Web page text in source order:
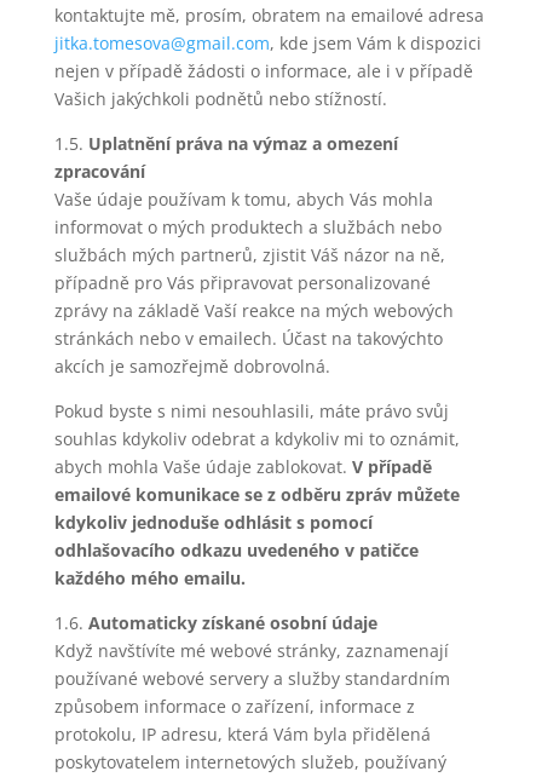
kontaktujte mě, prosím, obratem na emailové adresa
jitka.tomesova@gmail.com, kde jsem Vám k dispozici
nejen v případě žádosti o informace, ale i v případě
Vašich jakýchkoli podnětů nebo stížností.
1.5. Uplatnění práva na výmaz a omezení
zpracování
Vaše údaje používam k tomu, abych Vás mohla
informovat o mých produktech a službách nebo
službách mých partnerů, zjistit Váš názor na ně,
případně pro Vás připravovat personalizované
zprávy na základě Vaší reakce na mých webových
stránkách nebo v emailech. Účast na takovýchto
akcích je samozřejmě dobrovolná.
Pokud byste s nimi nesouhlasili, máte právo svůj
souhlas kdykoliv odebrat a kdykoliv mi to oznámit,
abych mohla Vaše údaje zablokovat. V případě
emailové komunikace se z odběru zpráv můžete
kdykoliv jednoduše odhlásit s pomocí
odhlašovacího odkazu uvedeného v patičce
každého mého emailu.
1.6. Automaticky získané osobní údaje
Když navštívíte mé webové stránky, zaznamenají
používané webové servery a služby standardním
způsobem informace o zařízení, informace z
protokolu, IP adresu, která Vám byla přidělená
poskytovatelem internetových služeb, používaný